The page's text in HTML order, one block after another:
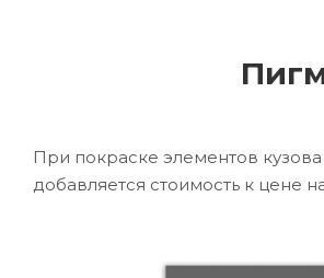
При покраске элементов
добавляется стоимость к цене